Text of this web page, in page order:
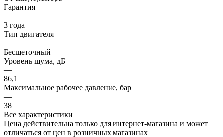
Гарантия
—
3 года
Тип двигателя
—
Бесщеточный
Уровень шума, дБ
—
86,1
Максимальное рабочее давление, бар
—
38
Все характеристики
Цена действительна только для интернет-магазина и может
отличаться от цен в розничных магазинах